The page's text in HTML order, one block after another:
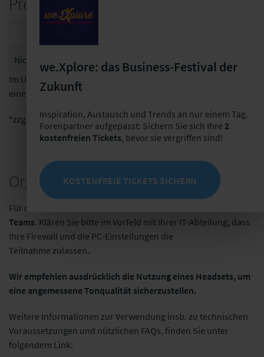
Nicht-Forenpartner 189 EUR*
540 EUR*
Im Unternehmensticket ist die Teilnahme von 4 Personen aus
einem Unternehmen enthalten.
*zzgl. MwSt.
Organisatorisches
Für die virtuelle Teilnahme verwenden wir das Online-Tool
Teams. Klären Sie bitte im Vorfeld mit Ihrer IT-Abteilung, dass
Ihre Firewall und die PC-Einstellungen die
Teilnahme zulassen.
Wir empfehlen ausdrücklich die Nutzung eines Headsets, um
eine angemessene Tonqualität sicherzustellen.
Weitere Informationen zur Verwendung insb. zu technischen
Voraussetzungen und nützlichen FAQs, finden Sie unter
folgendem Link:
we.Xplore: das Business-Festival der
Zukunft
Inspiration, Austausch und Trends an nur einem Tag.
Forenpartner aufgepasst: Sichern Sie sich Ihre 2
kostenfreien Tickets, bevor sie vergriffen sind!
KOSTENFREIE TICKETS SICHERN